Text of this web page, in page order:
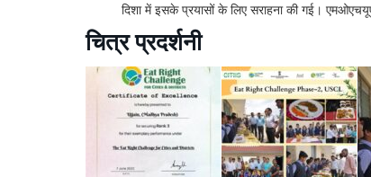
दिशा में इसके प्रयासों के लिए सराहना की गई।
चित्र प्रदर्शनी